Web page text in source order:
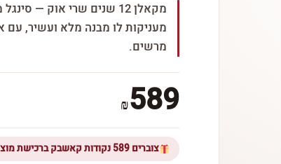
מקאלן 12 שנים שרי אוק
מעניקות לו מבנה מלא ועשיר, עם
מרשים.
₪589
צוברים 589 נקודות קאשבק ברכישת מוצר זה